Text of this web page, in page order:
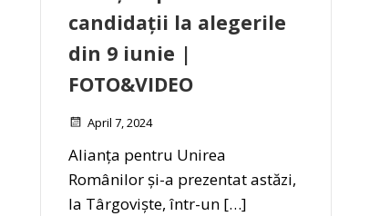
candidații la alegerile
din 9 iunie |
FOTO&VIDEO
April 7, 2024
Alianța pentru Unirea
Românilor și-a prezentat astăzi,
la Târgoviște, într-un […]